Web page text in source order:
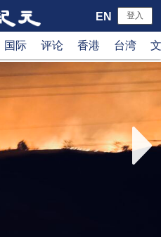
登入
EN
国际 评论 香港 台湾